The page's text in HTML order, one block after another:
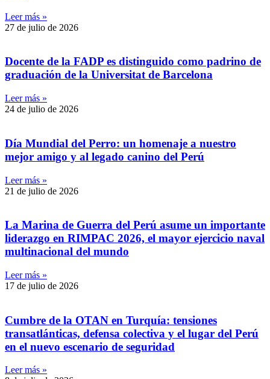
Leer más »
27 de julio de 2026
Docente de la FADP es distinguido como padrino de
graduación de la Universitat de Barcelona
Leer más »
24 de julio de 2026
Día Mundial del Perro: un homenaje a nuestro
mejor amigo y al legado canino del Perú
Leer más »
21 de julio de 2026
La Marina de Guerra del Perú asume un importante
liderazgo en RIMPAC 2026, el mayor ejercicio naval
multinacional del mundo
Leer más »
17 de julio de 2026
Cumbre de la OTAN en Turquía: tensiones
transatlánticas, defensa colectiva y el lugar del Perú
en el nuevo escenario de seguridad
Leer más »